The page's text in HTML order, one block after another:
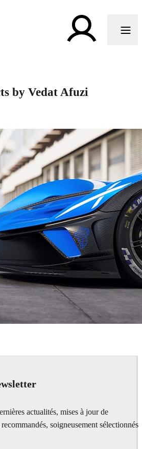
by Vedat Afuzi
actualités, mises à jour de
soigneusement sélectionnés